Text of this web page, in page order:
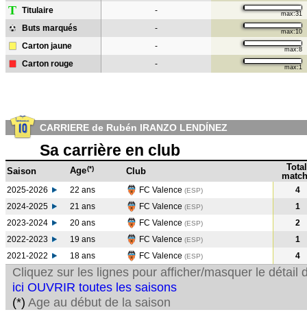
T Titulaire - max:31
Buts marqués - max:10
Carton jaune - max:8
Carton rouge - max:1
CARRIERE de Rubén IRANZO LENDÍNEZ
Sa carrière en club
Saison Age(*) Club
Total
2025-2026 22 ans FC Valence (ESP)
4
2024-2025
21 ans FC Valence (ESP)
1
2023-2024
20 ans FC Valence (ESP)
2
2022-2023
19 ans FC Valence (ESP)
1
2021-2022
18 ans FC Valence (ESP) 4
Cliquez sur les lignes pour afficher/masquer le détail
ici OUVRIR toutes les saisons
(*) Age au début de la saison